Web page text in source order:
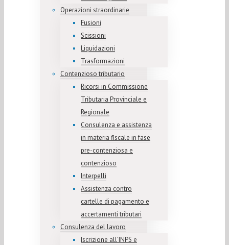
Operazioni straordinarie
Fusioni
Scissioni
Liquidazioni
Trasformazioni
Contenzioso tributario
Ricorsi in Commissione
Tributaria Provinciale e
Regionale
Consulenza e assistenza
in materia fiscale in fase
pre-contenziosa e
contenzioso
Interpelli
Assistenza contro
cartelle di pagamento e
accertamenti tributari
Consulenza del lavoro
Iscrizione all’INPS e